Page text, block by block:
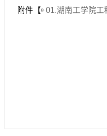
附件【 01.湖南工学院工